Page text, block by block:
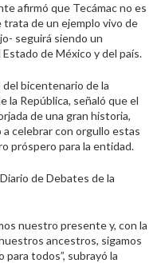
afirmó que Tecámac no es
de un ejemplo vivo de
seguirá siendo un
de México y del país.
bicentenario de la
la República, señaló que el
de una gran historia,
celebrar con orgullo estas
próspero para la entidad.
de Debates de la
nuestro presente y, con la
ancestros, sigamos
todos”, subrayó la